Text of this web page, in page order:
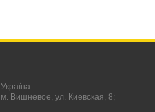
Україна
м. Вишневое, ул. Киевская, 8;